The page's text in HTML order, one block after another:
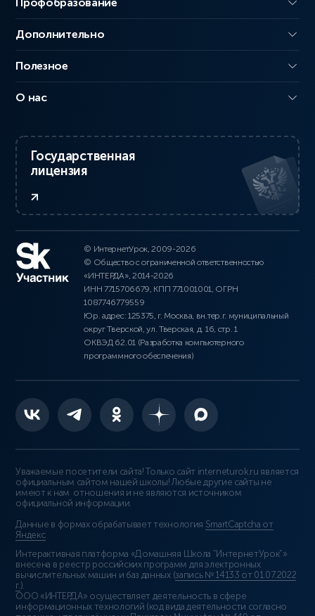
Профобразование
Дополнительно
Полезное
О нас
Государственная
лицензия
© ИнтернетУрок, 2009-2026
© Общество с ограниченной ответственностью
«ИНТЕРДА», 2014-2026
ИНН 7715706679, КПП 771001001, ОГРН
1087746779559
Юр. адрес: 125375, г. Москва, вн.тер.г. муниципальный
округ Тверской, ул. Тверская, д. 16, стр. 1
ОКВЭД 62.01 (Разработка компьютерного
программного обеспечения)
Уважаемые посетители сайта! Только сайт interneturok.ru является
официальным сайтом нашей школы! Любые другие сайты не
имеют к нам отношения и не являются источником
официальной информации.
Данные в формах обрабатывает технология SmartCaptcha от
Яндекс
Интерактивная платформа «Домашняя Школа “ИнтернетУрок”»
внесена в реестр российских программ для электронных
вычислительных машин и баз данных (запись № 14133 от 01.07.2022
г.).
ООО «ИНТЕРДА» осуществляет деятельность в сфере
информационных технологий (код вида деятельности согласно